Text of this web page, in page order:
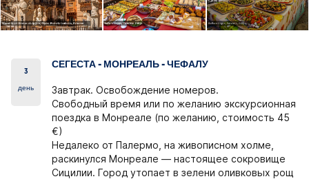
3
день
СЕГЕСТА - МОНРЕАЛЬ - ЧЕФАЛУ
Завтрак. Освобождение номеров.
Свободный время или по желанию экскурсионная
поездка в Монреале (по желанию, стоимость 45
€)
Недалеко от Палермо, на живописном холме,
раскинулся Монреале — настоящее сокровище
Сицилии. Город утопает в зелени оливковых рощ